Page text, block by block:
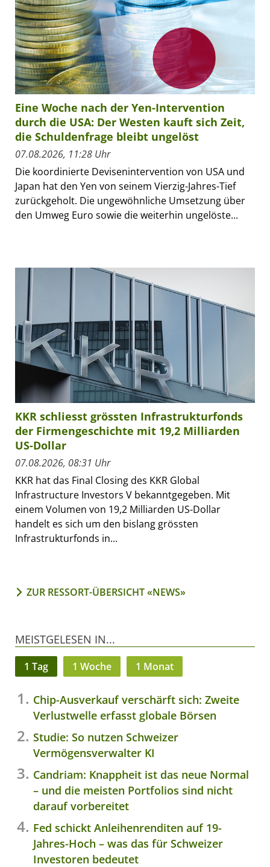
Eine Woche nach der Yen-Intervention
durch die USA: Der Westen kauft sich Zeit,
die Schuldenfrage bleibt ungelöst
07.08.2026, 11:28 Uhr
Die koordinierte Devisenintervention von USA und
Japan hat den Yen von seinem Vierzig-Jahres-Tief
zurückgeholt. Die ungewöhnliche Umsetzung über
den Umweg Euro sowie die weiterhin ungelöste...
KKR schliesst grössten Infrastrukturfonds
der Firmengeschichte mit 19,2 Milliarden
US-Dollar
07.08.2026, 08:31 Uhr
KKR hat das Final Closing des KKR Global
Infrastructure Investors V bekanntgegeben. Mit
einem Volumen von 19,2 Milliarden US-Dollar
handelt es sich um den bislang grössten
Infrastrukturfonds in...
ZUR RESSORT-ÜBERSICHT «NEWS»
MEISTGELESEN IN...
1 Tag 1 Woche 1 Monat
Chip-Ausverkauf verschärft sich: Zweite
Verlustwelle erfasst globale Börsen
Studie: So nutzen Schweizer
Vermögensverwalter KI
Candriam: Knappheit ist das neue Normal
– und die meisten Portfolios sind nicht
darauf vorbereitet
Fed schickt Anleihenrenditen auf 19-
Jahres-Hoch – was das für Schweizer
Investoren bedeutet